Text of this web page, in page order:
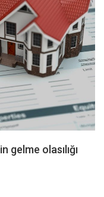
olasılığı